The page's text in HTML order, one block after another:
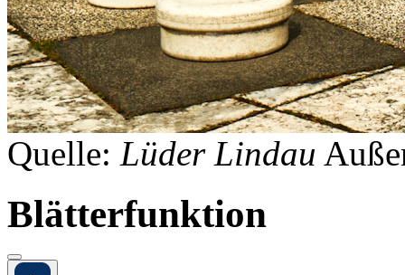
Quelle: Lüder Lindau
Blätterfunktion